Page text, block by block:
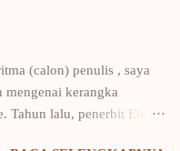
(calon) penulis , saya
mengenai kerangka
Tahun lalu, penerbit Elex